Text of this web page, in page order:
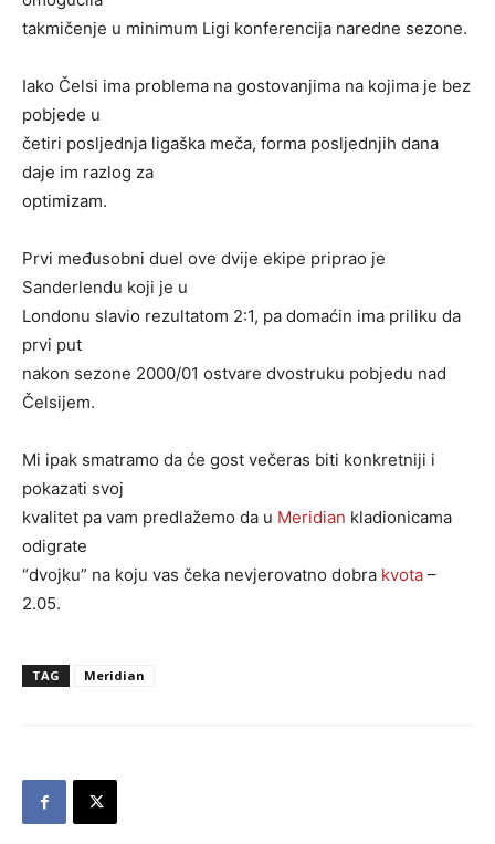
takmičenje u minimum Ligi konferencija naredne sezone.
Iako Čelsi ima problema na gostovanjima na kojima je bez
pobjede u
četiri posljednja ligaška meča, forma posljednjih dana
daje im razlog za
optimizam.
Prvi međusobni duel ove dvije ekipe priprao je
Sanderlendu koji je u
Londonu slavio rezultatom 2:1, pa domaćin ima priliku da
prvi put
nakon sezone 2000/01 ostvare dvostruku pobjedu nad
Čelsijem.
Mi ipak smatramo da će gost večeras biti konkretniji i
pokazati svoj
kvalitet pa vam predlažemo da u Meridian kladionicama
odigrate
“dvojku” na koju vas čeka nevjerovatno dobra kvota –
2.05.
TAG Meridian